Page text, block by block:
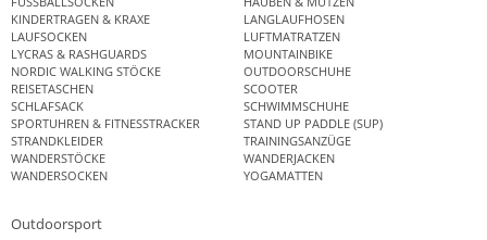
KINDERTRAGEN & KRAXE
LANGLAUFHOSEN
LAUFSOCKEN
LUFTMATRATZEN
LYCRAS & RASHGUARDS
MOUNTAINBIKE
NORDIC WALKING STÖCKE
OUTDOORSCHUHE
REISETASCHEN
SCOOTER
SCHLAFSACK
SCHWIMMSCHUHE
SPORTUHREN & FITNESSTRACKER
STAND UP PADDLE (SUP)
STRANDKLEIDER
TRAININGSANZÜGE
WANDERSTÖCKE
WANDERJACKEN
WANDERSOCKEN
YOGAMATTEN
Outdoorsport